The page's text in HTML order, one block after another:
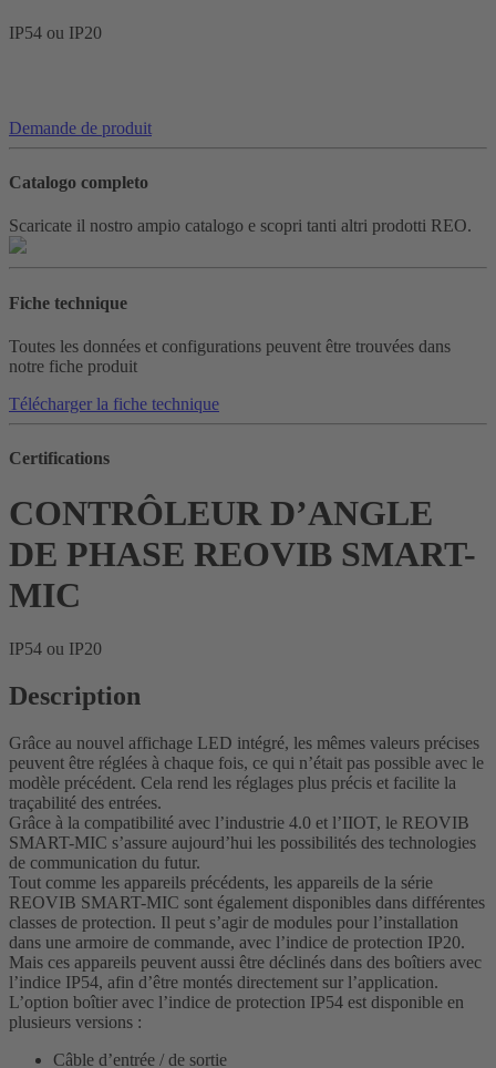
IP54 ou IP20
Demande de produit
Catalogo completo
Scaricate il nostro ampio catalogo e scopri tanti altri prodotti REO.
Fiche technique
Toutes les données et configurations peuvent être trouvées dans
notre fiche produit
Télécharger la fiche technique
Certifications
CONTRÔLEUR D’ANGLE
DE PHASE REOVIB SMART-
MIC
IP54 ou IP20
Description
Grâce au nouvel affichage LED intégré, les mêmes valeurs précises
peuvent être réglées à chaque fois, ce qui n’était pas possible avec le
modèle précédent. Cela rend les réglages plus précis et facilite la
traçabilité des entrées.
Grâce à la compatibilité avec l’industrie 4.0 et l’IIOT, le REOVIB
SMART-MIC s’assure aujourd’hui les possibilités des technologies
de communication du futur.
Tout comme les appareils précédents, les appareils de la série
REOVIB SMART-MIC sont également disponibles dans différentes
classes de protection. Il peut s’agir de modules pour l’installation
dans une armoire de commande, avec l’indice de protection IP20.
Mais ces appareils peuvent aussi être déclinés dans des boîtiers avec
l’indice IP54, afin d’être montés directement sur l’application.
L’option boîtier avec l’indice de protection IP54 est disponible en
plusieurs versions :
Câble d’entrée / de sortie